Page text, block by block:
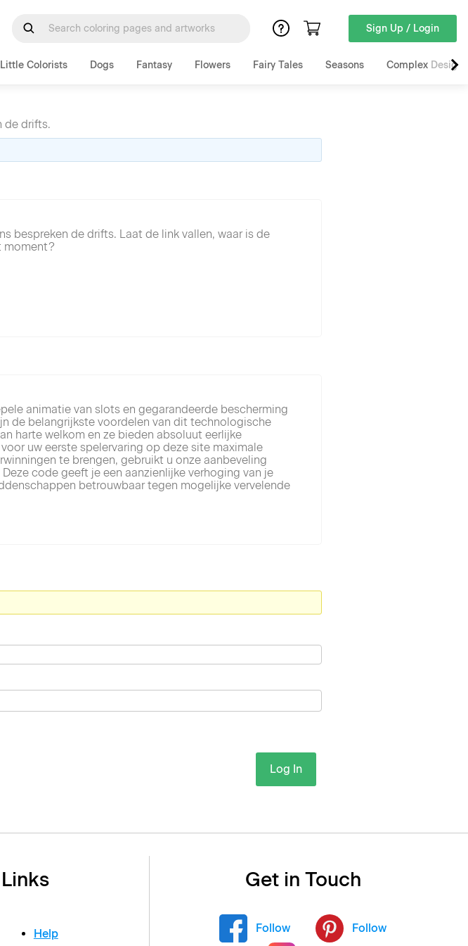
Sign Up / Login
Little Colorists Dogs Fantasy Flowers Fairy Tales Seasons Complex Designs
de drifts.
bespreken de drifts. Laat de link vallen, waar is de
moment?
animatie van slots en gegarandeerde bescherming
de belangrijkste voordelen van dit technologische
harte welkom en ze bieden absoluut eerlijke
uw eerste spelervaring op deze site maximale
te brengen, gebruikt u onze aanbeveling
Deze code geeft je een aanzienlijke verhoging van je
betrouwbaar tegen mogelijke vervelende
Log In
Help
Get in Touch
Follow Follow